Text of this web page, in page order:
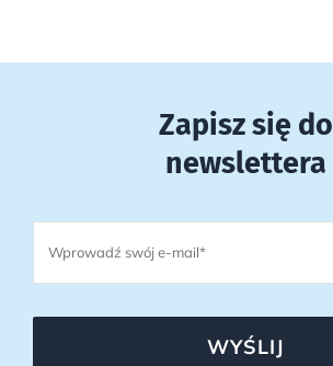
Zapisz się do
newslettera
WYŚLIJ